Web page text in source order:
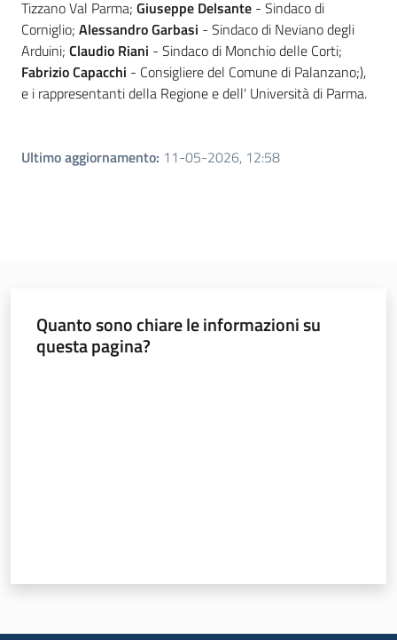
Tizzano Val Parma; Giuseppe Delsante - Sindaco di
Corniglio; Alessandro Garbasi - Sindaco di Neviano degli
Arduini; Claudio Riani - Sindaco di Monchio delle Corti;
Fabrizio Capacchi - Consigliere del Comune di Palanzano;),
e i rappresentanti della Regione e dell' Università di Parma.
Ultimo aggiornamento: 11-05-2026, 12:58
Quanto sono chiare le informazioni su
questa pagina?